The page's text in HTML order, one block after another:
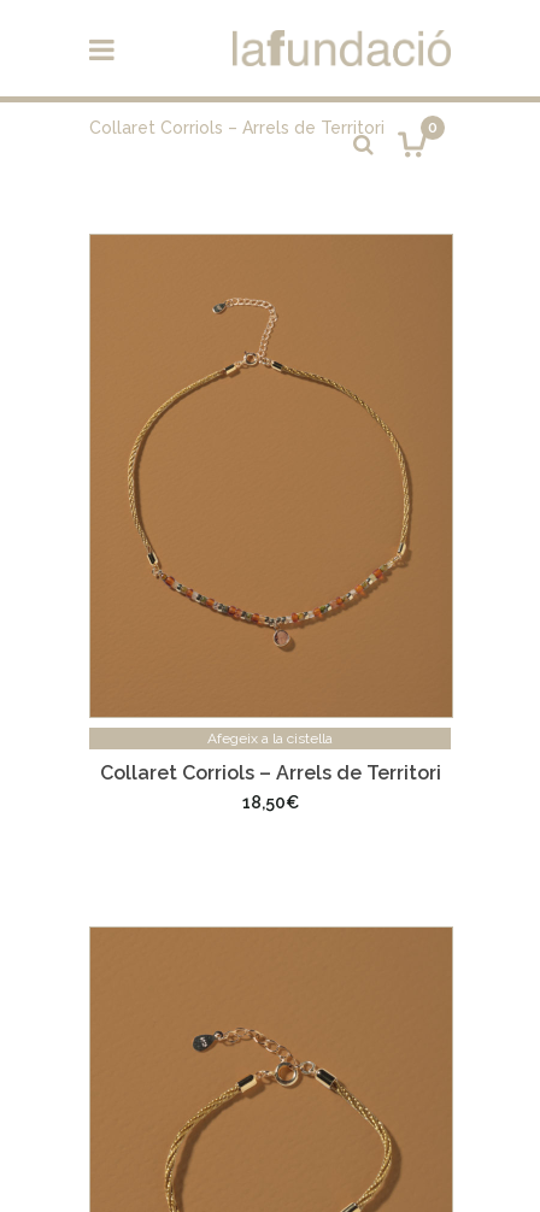
0
Collaret Corriols – Arrels de Territori
Afegeix a la cistella
Collaret Corriols – Arrels de Territori
18,50€